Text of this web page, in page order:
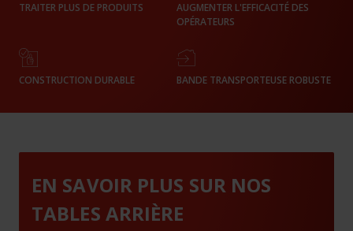
TRAITER PLUS DE PRODUITS
AUGMENTER L'EFFICACITÉ DES
OPÉRATEURS
CONSTRUCTION DURABLE BANDE TRANSPORTEUSE ROBUSTE
EN SAVOIR PLUS SUR NOS
TABLES ARRIÈRE